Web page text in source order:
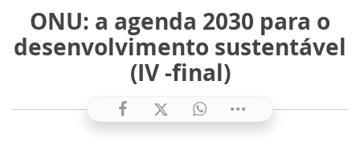
ONU: a agenda 2030 para o
desenvolvimento sustentável
(IV -final)